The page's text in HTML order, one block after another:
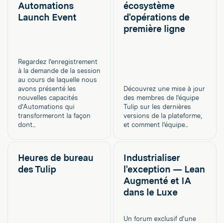
Automations
Launch Event
Regardez l'enregistrement
à la demande de la session
au cours de laquelle nous
avons présenté les
nouvelles capacités
d'Automations qui
transformeront la façon
dont...
écosystème
d'opérations de
première ligne
Découvrez une mise à jour
des membres de l'équipe
Tulip sur les dernières
versions de la plateforme,
et comment l'équipe...
Heures de bureau
des Tulip
Industrialiser
l'exception — Lean
Augmenté et IA
dans le Luxe
Un forum exclusif d'une